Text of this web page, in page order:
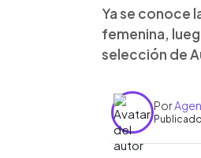
Ya se conoce
femenina,
selección de
Por